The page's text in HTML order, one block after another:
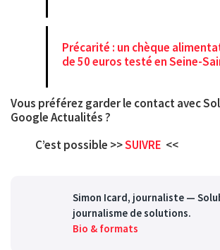
Précarité : un chèque
de 50 euros testé en Seine-
Vous préférez garder le contact avec
Google Actualités?
C’est possible >>SUIVRE <<
Simon Icard, journaliste —
journalisme de solutions.
Bio & formats